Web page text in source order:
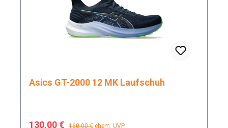
Asics GT-2000 12 MK Laufschuh
Verkaufspreis:
130,00 € Regulärer Preis:
160,00 € ehem. UVP